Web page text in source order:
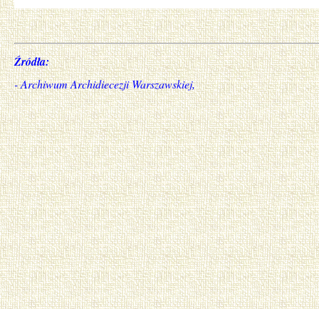
Źródła:
- Archiwum Archidiecezji Warszawskiej,